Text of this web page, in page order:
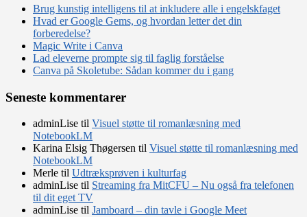
Brug kunstig intelligens til at inkludere alle i engelskfaget
Hvad er Google Gems, og hvordan letter det din
forberedelse?
Magic Write i Canva
Lad eleverne prompte sig til faglig forståelse
Canva på Skoletube: Sådan kommer du i gang
Seneste kommentarer
adminLise til Visuel støtte til romanlæsning med
NotebookLM
Karina Elsig Thøgersen til Visuel støtte til romanlæsning med
NotebookLM
Merle til Udtræksprøven i kulturfag
adminLise til Streaming fra MitCFU – Nu også fra telefonen
til dit eget TV
adminLise til Jamboard – din tavle i Google Meet